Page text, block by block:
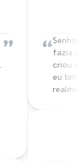
” “fazia
criou
eu